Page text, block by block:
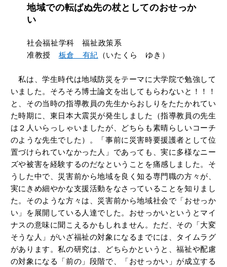
地域での転ばぬ先の杖としてのおせっか
い
社会福祉学科 福祉政策系
准教授 板倉 有紀 （いたくら ゆき）
私は、学生時代は地域防災をテーマに大学院で勉強して
いました。そろそろ博士論文を出してもらわないと！！！
と、その当時の指導教員の先生からおしりをたたかれてい
た時期に、東日本大震災が発生しました（指導教員の先生
は２人いらっしゃいましたが、どちらも素晴らしいコーチ
のような先生でした）。「事前に災害時要援護者として位
置づけられていなかった人」であっても、実に多様なニー
ズや被害を経験するのだなということを痛感しました。そ
うした中で、災害前から地域を良く知る専門職の方々が、
実にきめ細やかな支援活動をなさっていることを知りまし
た。そのような方々は、災害前から地域社会で「おせっか
い」を展開している人達でした。おせっかいというとマイ
ナスの意味に聞こえるかもしれません。ただ、その「大変
そうな人」がいざ福祉の対象になるまでには、タイムラグ
があります。私の研究は、どちらかというと、福祉や配慮
の対象になる「前の」段階で、「おせっかい」が成立する